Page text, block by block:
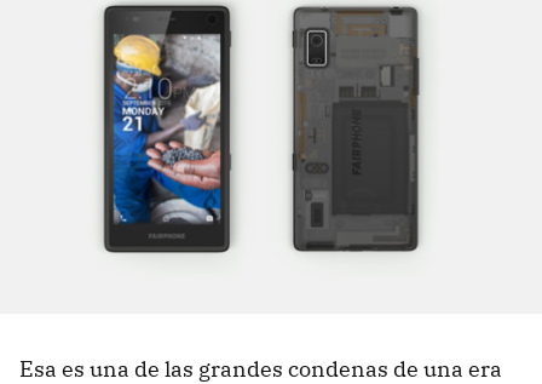
Esa es una de las grandes condenas de una era